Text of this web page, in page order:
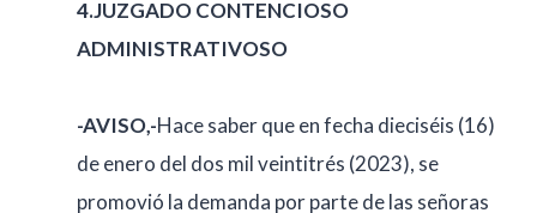
4.JUZGADO CONTENCIOSO
ADMINISTRATIVOSO
-AVISO,-Hace saber que en fecha dieciséis (16)
de enero del dos mil veintitrés (2023), se
promovió la demanda por parte de las señoras